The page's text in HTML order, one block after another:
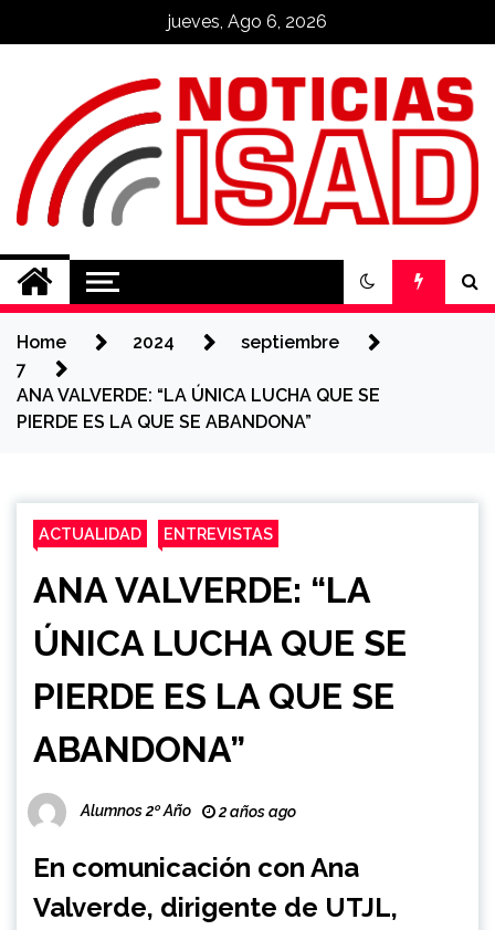
jueves, Ago 6, 2026
Noticias ISAD
REALIZADO POR NUESTROS
Home 2024
septiembre
7
ANA VALVERDE: “LA ÚNICA LUCHA QUE SE
PIERDE ES LA QUE SE ABANDONA”
ACTUALIDAD ENTREVISTAS
ANA VALVERDE: “LA
ÚNICA LUCHA QUE SE
PIERDE ES LA QUE SE
ABANDONA”
Alumnos 2º Año 2 años ago
En comunicación con Ana
Valverde, dirigente de UTJL,